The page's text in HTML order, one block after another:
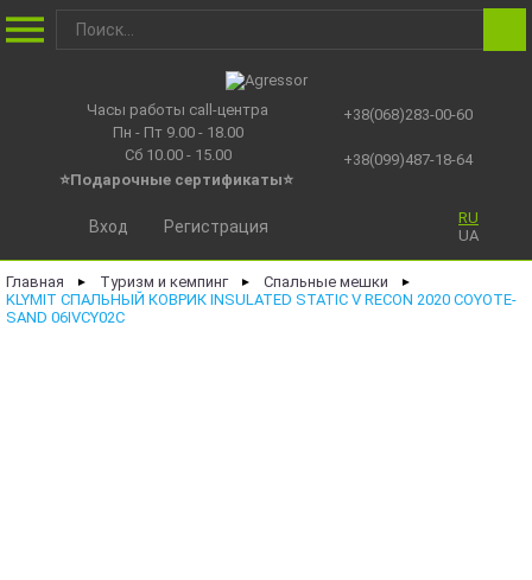
Часы работы call-центра
Пн - Пт 9.00 - 18.00
Сб 10.00 - 15.00
⭐Подарочные сертификаты⭐
+38(068)283-00-60
+38(099)487-18-64
RU
UA
Вход Регистрация
Главная ► Туризм и кемпинг ► Спальные мешки ►
KLYMIT СПАЛЬНЫЙ КОВРИК INSULATED STATIC V RECON 2020 COYOTE-
SAND 06IVCY02C